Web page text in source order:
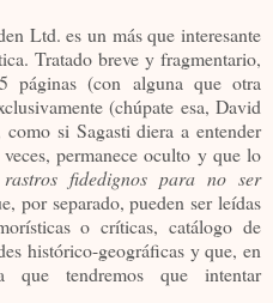
Ltd. es un más que interesante
Tratado breve y fragmentario,
páginas (con alguna que otra
(chúpate esa, David
si Sagasti diera a entender
permanece oculto y que lo
fidedignos para no ser
por separado, pueden ser leídas
o críticas, catálogo de
histórico-geográficas y que, en
que tendremos que intentar